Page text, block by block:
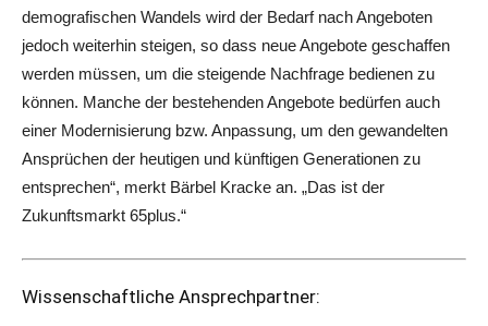
demografischen Wandels wird der Bedarf nach Angeboten
jedoch weiterhin steigen, so dass neue Angebote geschaffen
werden müssen, um die steigende Nachfrage bedienen zu
können. Manche der bestehenden Angebote bedürfen auch
einer Modernisierung bzw. Anpassung, um den gewandelten
Ansprüchen der heutigen und künftigen Generationen zu
entsprechen“, merkt Bärbel Kracke an. „Das ist der
Zukunftsmarkt 65plus.“
Wissenschaftliche Ansprechpartner: